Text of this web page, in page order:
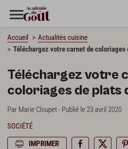
Accueil
Actualités cuisine
Téléchargez votre carnet de coloriages
Téléchargez votre
coloriages de plats
Par Marie Cloupet - Publié le 23 avril 2020
SOCIÉTÉ
IMPRIMER